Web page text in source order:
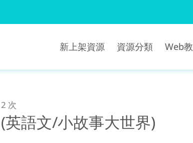
新上架資源 資源分類 Web
次
語文/小故事大世界)